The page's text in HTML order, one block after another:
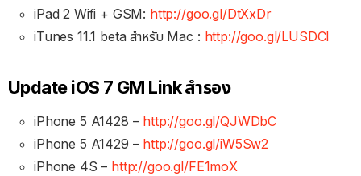
iPad 2 Wifi + GSM: http://goo.gl/DtXxDr
iTunes 11.1 beta สำหรับ Mac : http://goo.gl/LUSDCI
Update iOS 7 GM Link สำรอง
iPhone 5 A1428 – http://goo.gl/QJWDbC
iPhone 5 A1429 – http://goo.gl/iW5Sw2
iPhone 4S – http://goo.gl/FE1moX